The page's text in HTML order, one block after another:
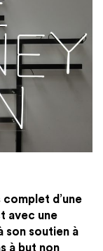
d’une
avec une
son soutien à
à but non